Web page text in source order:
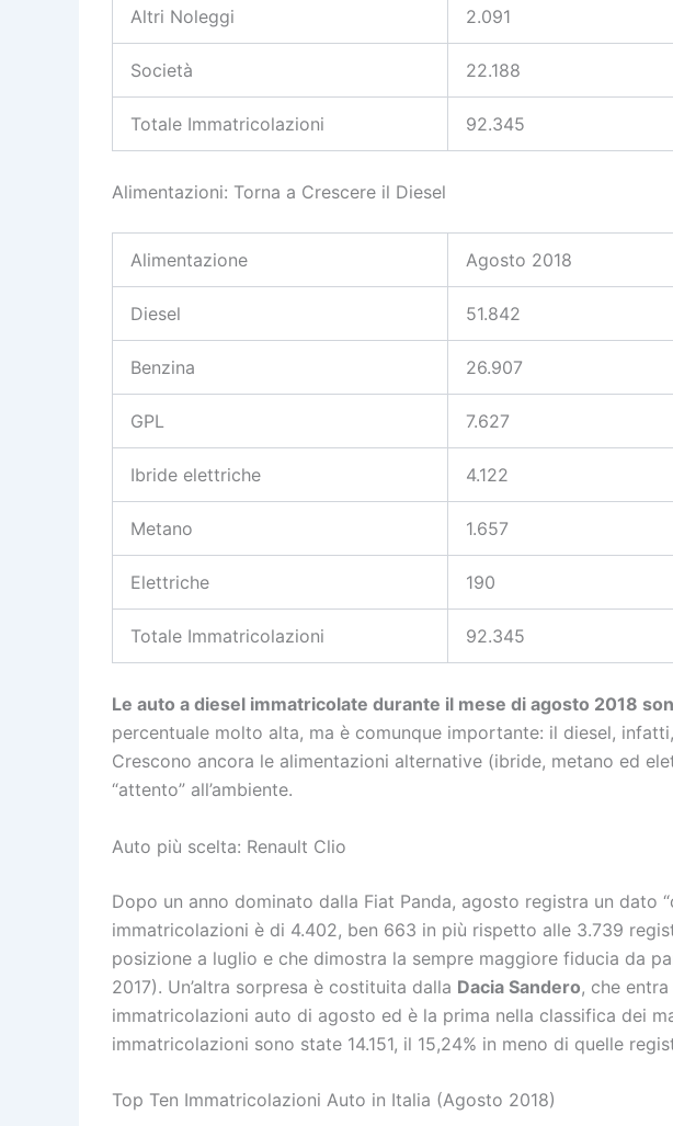
Altri Noleggi 2.091
Società 22.188
Totale Immatricolazioni 92.345
Alimentazioni: Torna a Crescere il Diesel
Alimentazione Agosto 2018
Diesel 51.842
Benzina 26.907
GPL 7.627
Ibride elettriche 4.122
Metano 1.657
Elettriche 190
Totale Immatricolazioni 92.345
Le auto a diesel immatricolate durante il mese di agosto 2018
percentuale molto alta, ma è comunque importante: il diesel,
Crescono ancora le alimentazioni alternative (ibride, metano ed
“attento” all’ambiente.
Auto più scelta: Renault Clio
Dopo un anno dominato dalla Fiat Panda, agosto registra un dato
immatricolazioni è di 4.402, ben 663 in più rispetto alle 3.739
posizione a luglio e che dimostra la sempre maggiore fiducia da
2017). Un’altra sorpresa è costituita dalla Dacia Sandero, che
immatricolazioni auto di agosto ed è la prima nella classifica dei
immatricolazioni sono state 14.151, il 15,24% in meno di quelle
Top Ten Immatricolazioni Auto in Italia (Agosto 2018)